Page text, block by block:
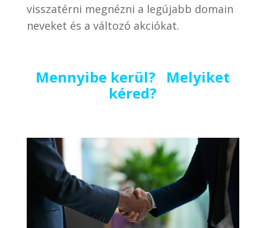
visszatérni megnézni a legújabb domain
neveket és a változó akciókat.
Mennyibe kerül? Melyiket
kéred?